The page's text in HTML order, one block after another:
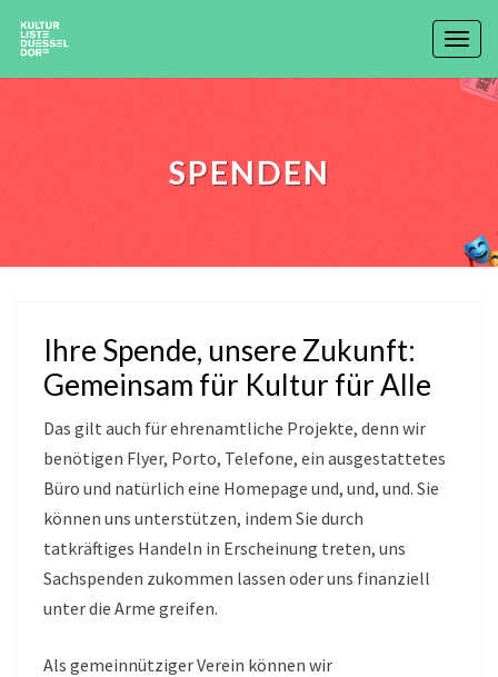
Spenden
SPENDEN
Ihre Spende, unsere Zukunft:
Gemeinsam für Kultur für Alle
Das gilt auch für ehrenamtliche Projekte, denn wir
benötigen Flyer, Porto, Telefone, ein ausgestattetes
Büro und natürlich eine Homepage und, und, und. Sie
können uns unterstützen, indem Sie durch
tatkräftiges Handeln in Erscheinung treten, uns
Sachspenden zukommen lassen oder uns finanziell
unter die Arme greifen.
Als gemeinnütziger Verein können wir